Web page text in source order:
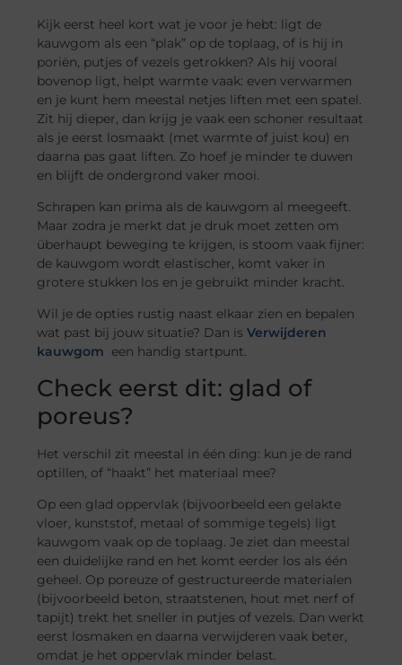
Kijk eerst heel kort wat je voor je hebt: ligt de
kauwgom als een “plak” op de toplaag, of is hij in
poriën, putjes of vezels getrokken? Als hij vooral
bovenop ligt, helpt warmte vaak: even verwarmen
en je kunt hem meestal netjes liften met een spatel.
Zit hij dieper, dan krijg je vaak een schoner resultaat
als je eerst losmaakt (met warmte of juist kou) en
daarna pas gaat liften. Zo hoef je minder te duwen
en blijft de ondergrond vaker mooi.
Schrapen kan prima als de kauwgom al meegeeft.
Maar zodra je merkt dat je druk moet zetten om
überhaupt beweging te krijgen, is stoom vaak fijner:
de kauwgom wordt elastischer, komt vaker in
grotere stukken los en je gebruikt minder kracht.
Wil je de opties rustig naast elkaar zien en bepalen
wat past bij jouw situatie? Dan isVerwijderen
kauwgom een handig startpunt.
Check eerst dit: glad of
poreus?
Het verschil zit meestal in één ding: kun je de rand
optillen, of “haakt” het materiaal mee?
Op een glad oppervlak (bijvoorbeeld een gelakte
vloer, kunststof, metaal of sommige tegels) ligt
kauwgom vaak op de toplaag. Je ziet dan meestal
een duidelijke rand en het komt eerder los als één
geheel. Op poreuze of gestructureerde materialen
(bijvoorbeeld beton, straatstenen, hout met nerf of
tapijt) trekt het sneller in putjes of vezels. Dan werkt
eerst losmaken en daarna verwijderen vaak beter,
omdat je het oppervlak minder belast.